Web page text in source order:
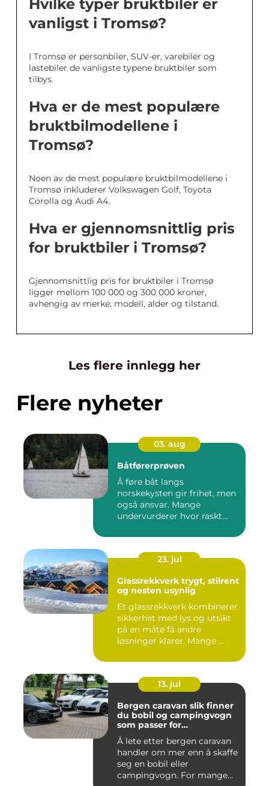
Hvilke typer bruktbiler er
vanligst i Tromsø?
I Tromsø er personbiler, SUV-er, varebiler og
lastebiler de vanligste typene bruktbiler som
tilbys.
Hva er de mest populære
bruktbilmodellene i
Tromsø?
Noen av de mest populære bruktbilmodellene i
Tromsø inkluderer Volkswagen Golf, Toyota
Corolla og Audi A4.
Hva er gjennomsnittlig pris
for bruktbiler i Tromsø?
Gjennomsnittlig pris for bruktbiler i Tromsø
ligger mellom 100 000 og 300 000 kroner,
avhengig av merke, modell, alder og tilstand.
Les flere innlegg her
Flere nyheter
03. aug
Båtførerprøven
Å føre båt langs
norskekysten gir frihet, men
også ansvar. Mange
undervurderer hvor raskt
23. jul
Glassrekkverk trygt, stilrent
og nesten usynlig
Et glassrekkverk kombinerer
sikkerhet med lys og utsikt
på en måte få andre
løsninger klarer. Mange ...
13. jul
Bergen caravan slik finner
du bobil og campingvogn
som passer for
vestlandsværet
Å lete etter bergen caravan
handler om mer enn å skaffe
seg en bobil eller
campingvogn. For mange